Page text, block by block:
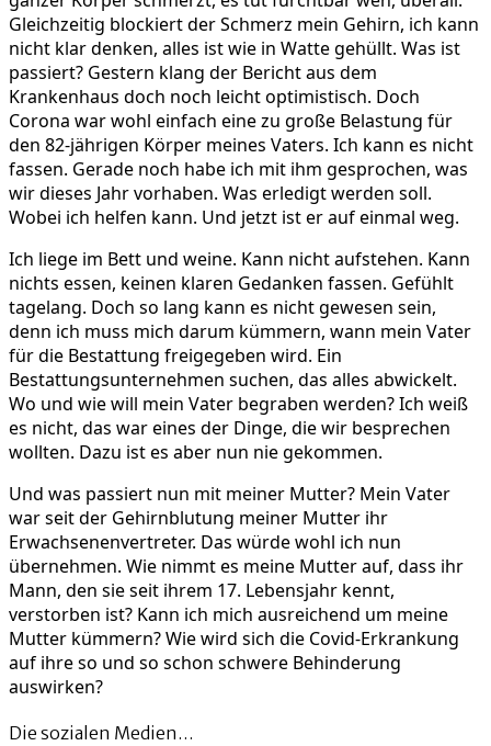
Gleichzeitig blockiert der Schmerz mein Gehirn, ich kann
nicht klar denken, alles ist wie in Watte gehüllt. Was ist
passiert? Gestern klang der Bericht aus dem
Krankenhaus doch noch leicht optimistisch. Doch
Corona war wohl einfach eine zu große Belastung für
den 82-jährigen Körper meines Vaters. Ich kann es nicht
fassen. Gerade noch habe ich mit ihm gesprochen, was
wir dieses Jahr vorhaben. Was erledigt werden soll.
Wobei ich helfen kann. Und jetzt ist er auf einmal weg.
Ich liege im Bett und weine. Kann nicht aufstehen. Kann
nichts essen, keinen klaren Gedanken fassen. Gefühlt
tagelang. Doch so lang kann es nicht gewesen sein,
denn ich muss mich darum kümmern, wann mein Vater
für die Bestattung freigegeben wird. Ein
Bestattungsunternehmen suchen, das alles abwickelt.
Wo und wie will mein Vater begraben werden? Ich weiß
es nicht, das war eines der Dinge, die wir besprechen
wollten. Dazu ist es aber nun nie gekommen.
Und was passiert nun mit meiner Mutter? Mein Vater
war seit der Gehirnblutung meiner Mutter ihr
Erwachsenenvertreter. Das würde wohl ich nun
übernehmen. Wie nimmt es meine Mutter auf, dass ihr
Mann, den sie seit ihrem 17. Lebensjahr kennt,
verstorben ist? Kann ich mich ausreichend um meine
Mutter kümmern? Wie wird sich die Covid-Erkrankung
auf ihre so und so schon schwere Behinderung
auswirken?
Die sozialen Medien…